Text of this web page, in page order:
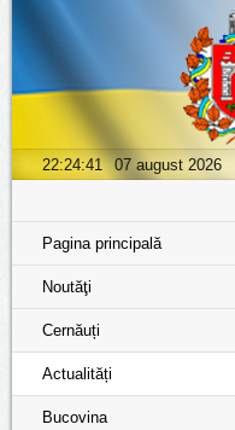
22:24:43 07 august 2026
Pagina principală
Noutăţi
Cernăuți
Actualități
Bucovina